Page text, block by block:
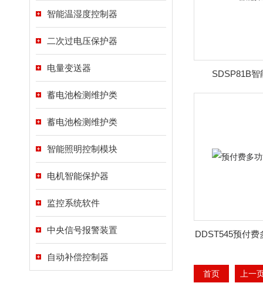
智能温湿度控制器
二次过电压保护器
电量变送器
蓄电池检测维护类
蓄电池检测维护类
智能照明控制模块
电机智能保护器
监控系统软件
中央信号报警装置
自动补偿控制器
SDSP81B智
DDST545预付费
首页 上一